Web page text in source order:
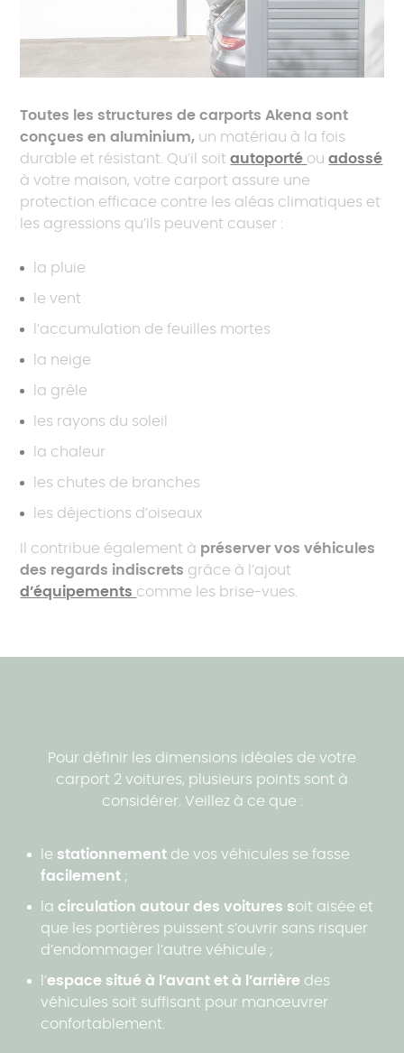
Toutes les structures de carports Akena sont
conçues en aluminium, un matériau à la fois
durable et résistant. Qu’il soitautoporté ouadossé
à votre maison, votre carport assure une
protection efficace contre les aléas climatiques et
les agressions qu’ils peuvent causer :
la pluie
le vent
l’accumulation de feuilles mortes
la neige
la grêle
les rayons du soleil
la chaleur
les chutes de branches
les déjections d’oiseaux
Il contribue également à préserver vos véhicules
des regards indiscrets grâce à l’ajout
d’équipements comme les brise-vues.
Pour définir les dimensions idéales de votre
carport 2 voitures, plusieurs points sont à
considérer. Veillez à ce que :
le stationnement de vos véhicules se fasse
facilement ;
la circulation autour des voitures soit aisée et
que les portières puissent s’ouvrir sans risquer
d’endommager l’autre véhicule ;
l’espace situé à l’avant et à l’arrière des
véhicules soit suffisant pour manœuvrer
confortablement.